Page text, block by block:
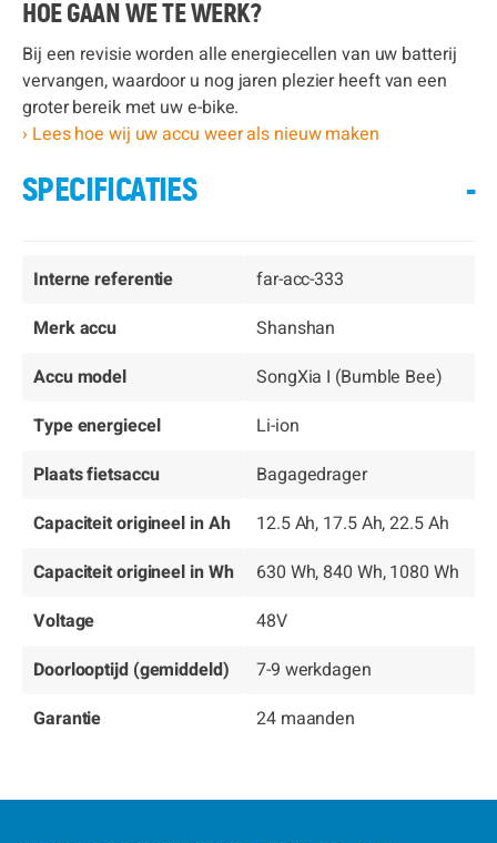
HOE GAAN WE TE WERK?
Bij een revisie worden alle energiecellen van uw batterij
vervangen, waardoor u nog jaren plezier heeft van een
groter bereik met uw e-bike.
› Lees hoe wij uw accu weer als nieuw maken
SPECIFICATIES -
Interne referentie
far-acc-333
Merk accu
Shanshan
Accu model
SongXia I (Bumble Bee)
Type energiecel
Li-ion
Plaats fietsaccu
Bagagedrager
Capaciteit origineel in Ah
12.5 Ah, 17.5 Ah, 22.5 Ah
Capaciteit origineel in Wh
630 Wh, 840 Wh, 1080 Wh
Voltage
48V
Doorlooptijd (gemiddeld)
7-9 werkdagen
Garantie
24 maanden